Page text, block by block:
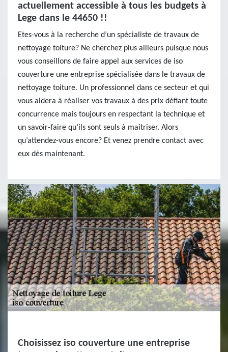
actuellement accessible à tous les budgets à
Lege dans le 44650 !!
Etes-vous à la recherche d’un spécialiste de travaux de
nettoyage toiture? Ne cherchez plus ailleurs puisque nous
vous conseillons de faire appel aux services de iso
couverture une entreprise spécialisée dans le travaux de
nettoyage toiture. Un professionnel dans ce secteur et qui
vous aidera à réaliser vos travaux à des prix défiant toute
concurrence mais toujours en respectant la technique et
un savoir-faire qu’ils sont seuls à maitriser. Alors
qu’attendez-vous encore? Et venez prendre contact avec
eux dès maintenant.
Choisissez iso couverture une entreprise